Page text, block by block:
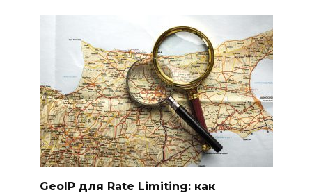
GeoIP для Rate Limiting: как